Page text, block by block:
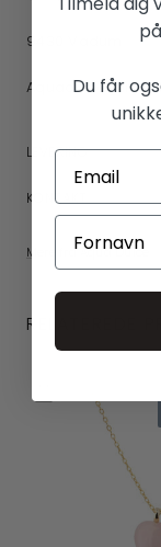
9430 Vadum
LEVERING
KONTAKT
Mere fra Aqua Dulce
RELATEREDE
Du får